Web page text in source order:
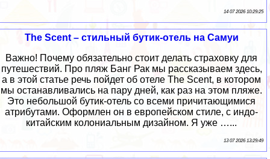
14 07 2026 10:29:25
The Scent – стильный бутик-отель на Самуи
Важно! Почему обязательно стоит делать страховку для
путешествий. Про пляж Банг Рак мы рассказываем здесь,
а в этой статье речь пойдет об отеле The Scent, в котором
мы останавливались на пару дней, как раз на этом пляже.
Это небольшой бутик-отель со всеми причитающимися
атрибутами. Оформлен он в европейском стиле, с индо-
китайским колониальным дизайном. Я уже …...
13 07 2026 13:29:49